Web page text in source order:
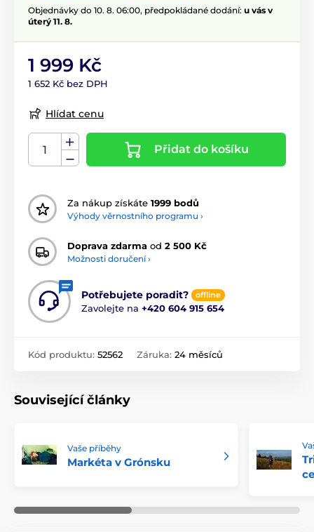
Objednávky do 10. 8. 06:00, předpokládané dodání: u vás v
úterý 11. 8.
1 999 Kč
1 652 Kč bez DPH
Hlídat cenu
Přidat do košíku
Za nákup získáte 1999 bodů
Výhody věrnostního programu ›
Doprava zdarma od 2 500 Kč
Možnosti doručení ›
Potřebujete poradit? offline
Zavolejte na +420 604 915 654
Kód produktu: 52562 Záruka: 24 měsíců
Související články
Vaše příběhy
Markéta v Grónsku